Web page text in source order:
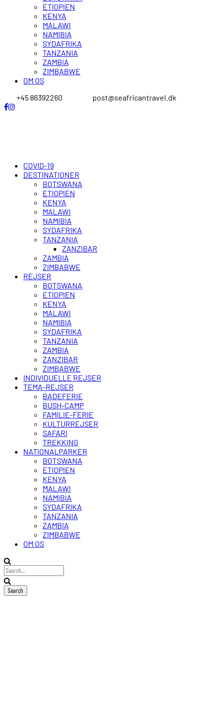
ETIOPIEN
KENYA
MALAWI
NAMIBIA
SYDAFRIKA
TANZANIA
ZAMBIA
ZIMBABWE
OM OS
+45 86392260
post@seafricantravel.dk
COVID-19
DESTINATIONER
BOTSWANA
ETIOPIEN
KENYA
MALAWI
NAMIBIA
SYDAFRIKA
TANZANIA
ZANZIBAR
ZAMBIA
ZIMBABWE
REJSER
BOTSWANA
ETIOPIEN
KENYA
MALAWI
NAMIBIA
SYDAFRIKA
TANZANIA
ZAMBIA
ZANZIBAR
ZIMBABWE
INDIVIDUELLE REJSER
TEMA-REJSER
BADEFERIE
BUSH-CAMP
FAMILIE-FERIE
KULTURREJSER
SAFARI
TREKKING
NATIONALPARKER
BOTSWANA
ETIOPIEN
KENYA
MALAWI
NAMIBIA
SYDAFRIKA
TANZANIA
ZAMBIA
ZIMBABWE
OM OS